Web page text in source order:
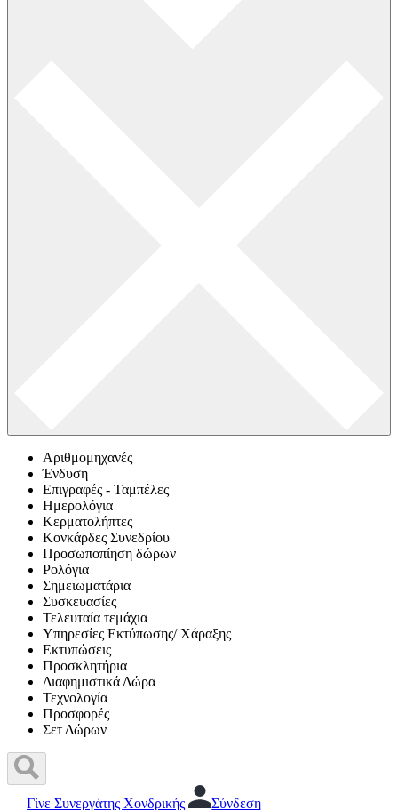
Αριθμομηχανές
Ένδυση
Επιγραφές - Ταμπέλες
Ημερολόγια
Κερματολήπτες
Κονκάρδες Συνεδρίου
Προσωποπίηση δώρων
Ρολόγια
Σημειωματάρια
Συσκευασίες
Τελευταία τεμάχια
Υπηρεσίες Εκτύπωσης/ Χάραξης
Εκτυπώσεις
Προσκλητήρια
Διαφημιστικά Δώρα
Τεχνολογία
Προσφορές
Σετ Δώρων
Γίνε Συνεργάτης Χονδρικής Σύνδεση